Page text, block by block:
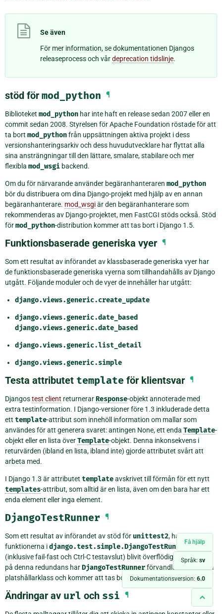
Få hjälp
Språk: sv
Dokumentationsversion: 6.0
Se även
För mer information, se dokumentationen Djangos
releaseprocessoch vårdeprecation tidslinje.
stöd för mod_python ¶
Biblioteket mod_python har inte haft en release sedan 2007 eller en
commit sedan 2008. Styrelsen för Apache Foundation röstade för att
ta bort mod_pythonfrån uppsättningen aktiva projekt i dess
versionshanteringsarkiv och dess huvudutvecklare har flyttat alla
sina ansträngningar till den lättare, smalare, stabilare och mer
flexibla mod_wsgi backend.
Om du för närvarande använder begäranhanteraren mod_python
bör du distribuera om dina Django-projekt med hjälp av en annan
begäranhanterare. mod_wsgiär den begäranhanterare som
rekommenderas av Django-projektet, men FastCGI stöds också. Stöd
förmod_python-distribution kommer att tas bort i Django 1.5.
Funktionsbaserade generiska vyer ¶
Som ett resultat av införandet av klassbaserade generiska vyer har
de funktionsbaserade generiska vyerna som tillhandahålls av Django
utgått. Följande moduler och de vyer de innehåller har utgått:
django.views.generic.create_update
django.views.generic.date_based
django.views.generic.date_based
django.views.generic.list_detail
django.views.generic.simple
Testa attributet template för klientsvar ¶
Djangostest client returnerarResponse-objekt annoterade med
extra testinformation. I Django-versioner före 1.3 inkluderade detta
ett template-attribut som innehöll information om mallar som
användes för att generera svaret: antingen None, ett enda Template-
objekt eller en lista överTemplate-objekt. Denna inkonsekvens i
returvärden (ibland en lista, ibland inte) gjorde attributet svårt att
arbeta med.
I Django 1.3 är attributet templateavskrivet till förmån för ett nytt
templates-attribut, som alltid är en lista, även om den bara har ett
enda element eller inga element.
DjangoTestRunner ¶
Som ett resultat av införandet av stöd för unittest2, har
funktionerna idjango.test.simple.DjangoTestRunner
(inklusive fail-fast och Ctrl-C testavslut) blivit överflödiga. Med tanke
på denna redundans harDjangoTestRunnerförvandlats till en tom
platshållarklass och kommer att tas bort helt i Django 1.5.
Ändringar av url och ssi ¶